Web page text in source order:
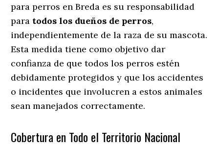
para perros en Breda es su responsabilidad
para todos los dueños de perros,
independientemente de la raza de su mascota.
Esta medida tiene como objetivo dar
confianza de que todos los perros estén
debidamente protegidos y que los accidentes
o incidentes que involucren a estos animales
sean manejados correctamente.
Cobertura en Todo el Territorio Nacional